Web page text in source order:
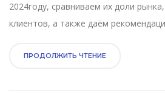
2024году, сравниваем их доли
клиентов, а также даём
ПРОДОЛЖИТЬ ЧТЕНИЕ